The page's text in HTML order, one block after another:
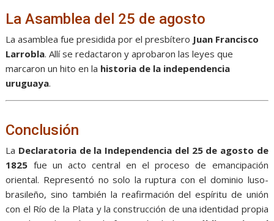
La Asamblea del 25 de agosto
La asamblea fue presidida por el presbítero Juan Francisco
Larrobla. Allí se redactaron y aprobaron las leyes que
marcaron un hito en la historia de la independencia
uruguaya.
Conclusión
La Declaratoria de la Independencia del 25 de agosto de
1825 fue un acto central en el proceso de emancipación
oriental. Representó no solo la ruptura con el dominio luso-
brasileño, sino también la reafirmación del espíritu de unión
con el Río de la Plata y la construcción de una identidad propia